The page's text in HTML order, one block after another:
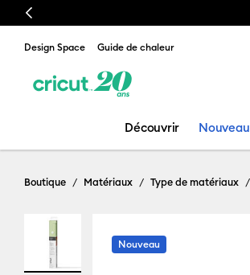
Previous
Design Space Guide de chaleur
Découvrir Nouveau
Boutique Matériaux Type de matériaux
Nouveau